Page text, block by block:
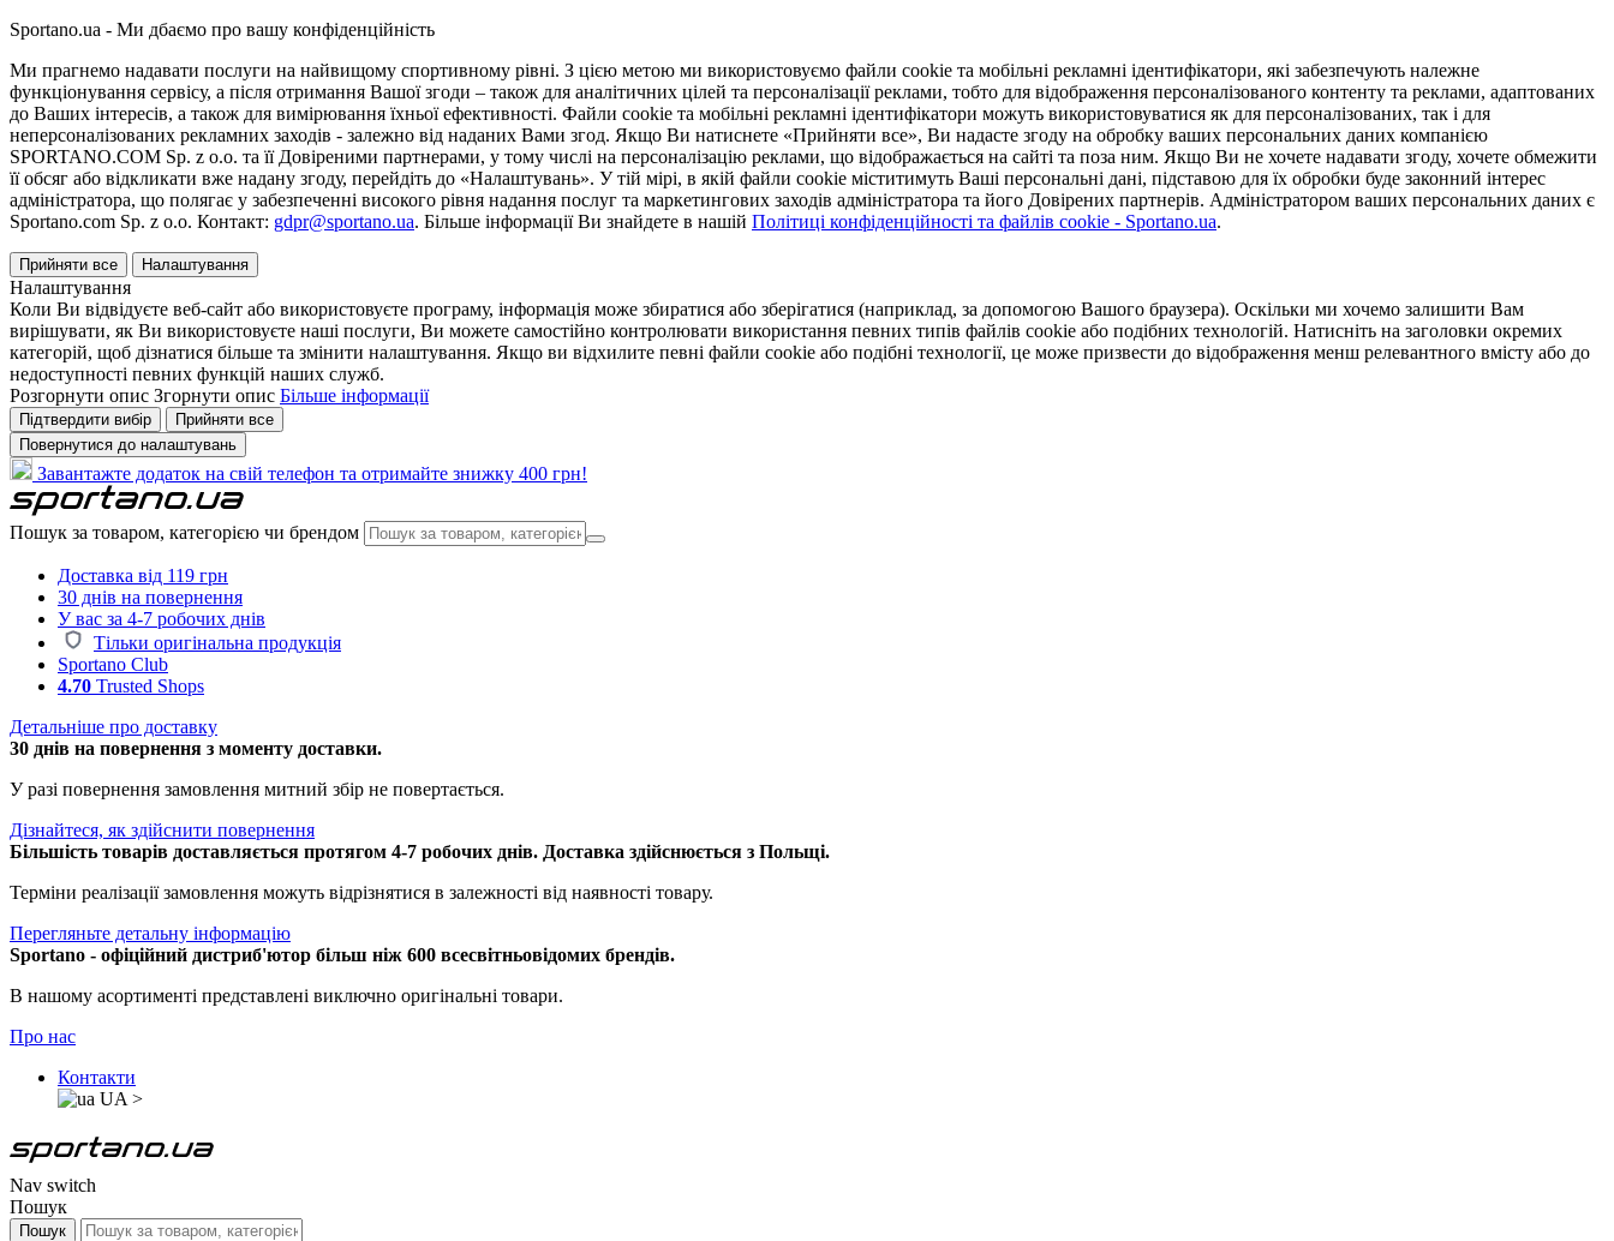
Sportano.ua - Ми дбаємо про вашу конфіденційність
Ми прагнемо надавати послуги на найвищому спортивному рівні. З цією метою ми використовуємо файли cookie та мобільні рекламні ідентифікатори, які забезпечують належне
функціонування сервісу, а після отримання Вашої згоди – також для аналітичних цілей та персоналізації реклами, тобто для відображення персоналізованого контенту та реклами, адаптованих
до Ваших інтересів, а також для вимірювання їхньої ефективності. Файли cookie та мобільні рекламні ідентифікатори можуть використовуватися як для персоналізованих, так і для
неперсоналізованих рекламних заходів - залежно від наданих Вами згод. Якщо Ви натиснете «Прийняти все», Ви надасте згоду на обробку ваших персональних даних компанією
SPORTANO.COM Sp. z o.o. та її Довіреними партнерами, у тому числі на персоналізацію реклами, що відображається на сайті та поза ним. Якщо Ви не хочете надавати згоду, хочете обмежити
її обсяг або відкликати вже надану згоду, перейдіть до «Налаштувань». У тій мірі, в якій файли cookie міститимуть Ваші персональні дані, підставою для їх обробки буде законний інтерес
адміністратора, що полягає у забезпеченні високого рівня надання послуг та маркетингових заходів адміністратора та його Довірених партнерів. Адміністратором ваших персональних даних є
Sportano.com Sp. z o.o. Контакт: gdpr@sportano.ua. Більше інформації Ви знайдете в нашій Політиці конфіденційності та файлів cookie - Sportano.ua.
Прийняти все Налаштування
Налаштування
Коли Ви відвідуєте веб-сайт або використовуєте програму, інформація може збиратися або зберігатися (наприклад, за допомогою Вашого браузера). Оскільки ми хочемо залишити Вам
вирішувати, як Ви використовуєте наші послуги, Ви можете самостійно контролювати використання певних типів файлів cookie або подібних технологій. Натисніть на заголовки окремих
категорій, щоб дізнатися більше та змінити налаштування. Якщо ви відхилите певні файли cookie або подібні технології, це може призвести до відображення менш релевантного вмісту або до
недоступності певних функцій наших служб.
Розгорнути опис Згорнути опис Більше інформації
Підтвердити вибір
Прийняти все
Повернутися до налаштувань
Завантажте додаток на свій телефон та отримайте знижку 400 грн!
Пошук за товаром, категорією чи брендом
Доставка від 119 грн
30 днів на повернення
У вас за 4-7 робочих днів
Тільки оригінальна продукція
Sportano Club
4.70 Trusted Shops
Детальніше про доставку
30 днів на повернення з моменту доставки.
У разі повернення замовлення митний збір не повертається.
Дізнайтеся, як здійснити повернення
Більшість товарів доставляється протягом 4-7 робочих днів. Доставка здійснюється з Польщі.
Терміни реалізації замовлення можуть відрізнятися в залежності від наявності товару.
Перегляньте детальну інформацію
Sportano - офіційний дистриб'ютор більш ніж 600 всесвітньовідомих брендів.
В нашому асортименті представлені виключно оригінальні товари.
Про нас
Контакти
UA >
Nav switch
Пошук
Пошук